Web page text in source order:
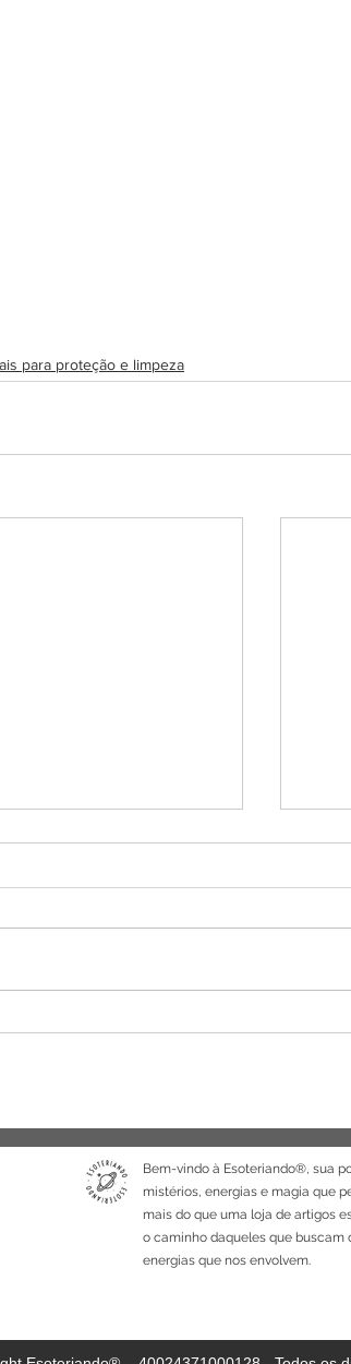
para proteção e limpeza
Bem-vindo à Esoteriando®, sua
mistérios, energias e magia que
mais do que uma loja de artigos
o caminho daqueles que
energias que nos envolvem.